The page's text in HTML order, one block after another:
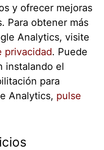
y ofrecer mejoras
Para obtener más
Analytics, visite
privacidad. Puede
instalando el
para
Analytics, pulse